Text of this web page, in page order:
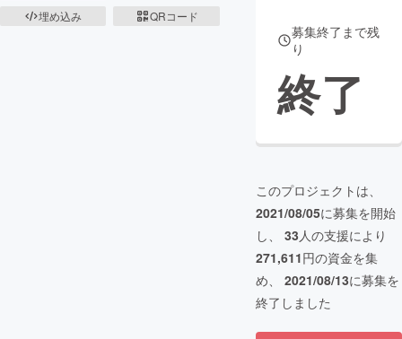
埋め込み
QRコード
募集終了まで残
り
終了
このプロジェクトは、
2021/08/05に募集を開始
し、 33人の支援により
271,611円の資金を集
め、 2021/08/13に募集を
終了しました